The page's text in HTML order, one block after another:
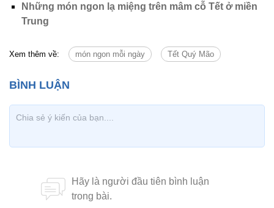
Những món ngon lạ miệng trên mâm cỗ Tết ở miền
Trung
Xem thêm về: món ngon mỗi ngày Tết Quý Mão